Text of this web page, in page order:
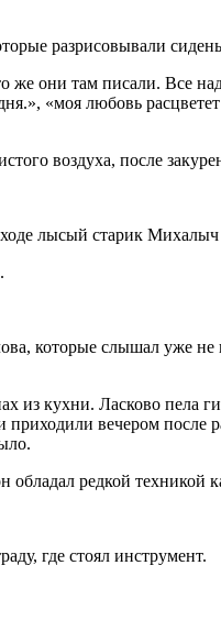
разрисовывали
они там писали. Все
«моя любовь
воздуха, после
лысый старик
которые слышал уже
кухни. Ласково пела
вечером после
редкой техникой
где стоял инструмент.